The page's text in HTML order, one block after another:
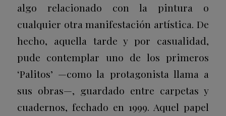
algo relacionado con la pintura o
cualquier otra manifestación artística. De
hecho, aquella tarde y por casualidad,
pude contemplar uno de los primeros
‘Palitos’ —como la protagonista llama a
sus obras—, guardado entre carpetas y
cuadernos, fechado en 1999. Aquel papel